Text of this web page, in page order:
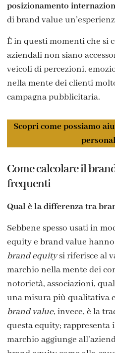
posizionamento
di brand value
È in questi momenti che si
aziendali non siano
veicoli di percezioni,
nella mente dei clienti
campagna pubblicitaria.
Scopri come possiamo
Come calcolare il
frequenti
Qual è la differenza tra
Sebbene spesso usati in
equity e brand value
brand equitysi riferisce al
marchio nella mente dei
notorietà, associazioni,
una misura più qualitativa
brand value, invece, è la
questa equity;
marchio aggiunge